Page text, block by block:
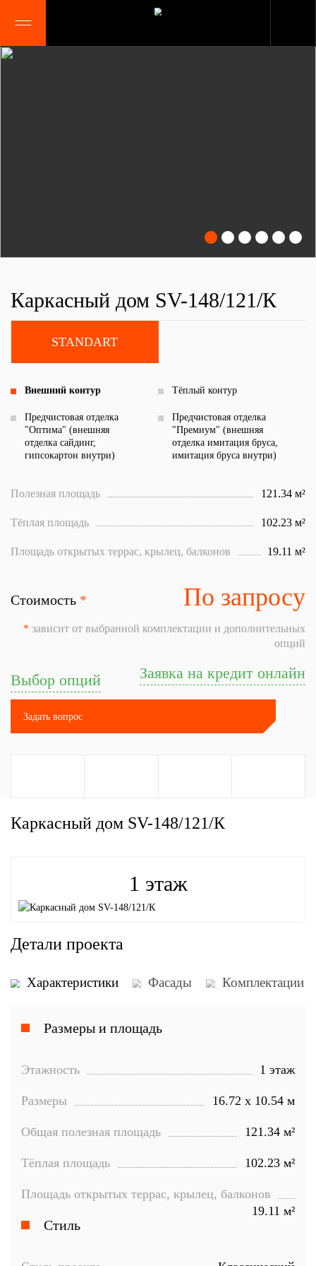
Каркасный дом SV-148/121/К
STANDART
Внешний контур Тёплый контур
Предчистовая отделка
"Оптима" (внешняя
отделка сайдинг,
гипсокартон внутри)
Предчистовая отделка
"Премиум" (внешняя
отделка имитация бруса,
имитация бруса внутри)
Полезная площадь 121.34 м²
Тёплая площадь 102.23 м²
Площадь открытых террас, крылец, балконов 19.11 м²
Стоимость * По запросу
* зависит от выбранной комплектации и дополнительных
опций
Выбор опций Заявка на кредит онлайн
Задать вопрос
Каркасный дом SV-148/121/К
1 этаж
Детали проекта
Характеристики
Размеры и площадь
Этажность 1 этаж
Размеры 16.72 х 10.54 м
Общая полезная площадь 121.34 м²
Тёплая площадь 102.23 м²
Площадь открытых террас, крылец, балконов
19.11 м²
Стиль